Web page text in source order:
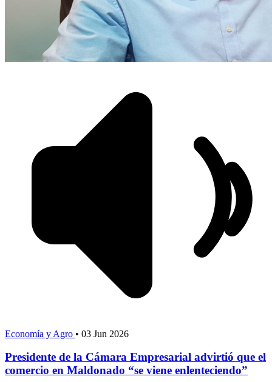
Economía y Agro • 03 Jun 2026
Presidente de la Cámara Empresarial advirtió que el
comercio en Maldonado “se viene enlenteciendo”